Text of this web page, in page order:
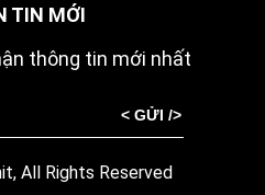
TIN MỚI
thông tin mới nhất
< GỬI />
All Rights Reserved